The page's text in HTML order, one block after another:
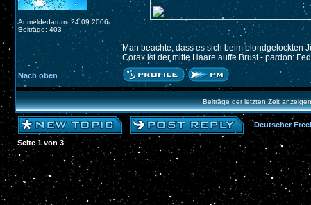
Anmeldedatum: 24.09.2006
Beiträge: 403
Man beachte, dass es sich beim blondgelockten
Corax ist der mitte Haare auffe Brust - pardon:
Nach oben
Beiträge der letzten Zeit
Deutscher
Seite1von 3